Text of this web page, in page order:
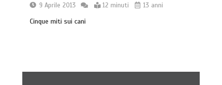
9 Aprile 2013
12 minuti 13 anni
Cinque miti sui cani